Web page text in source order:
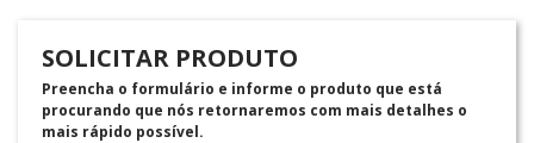
SOLICITAR PRODUTO
Preencha o formulário e informe o produto que está
procurando que nós retornaremos com mais detalhes o
mais rápido possível.